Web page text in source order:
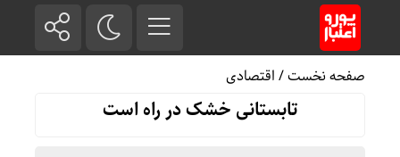
صفحه نخست/اقتصادی
تابستانی خشک در راه است